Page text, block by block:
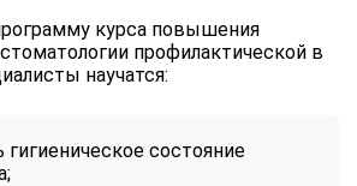
курса повышения
профилактической в
научатся:
гигиеническое состояние